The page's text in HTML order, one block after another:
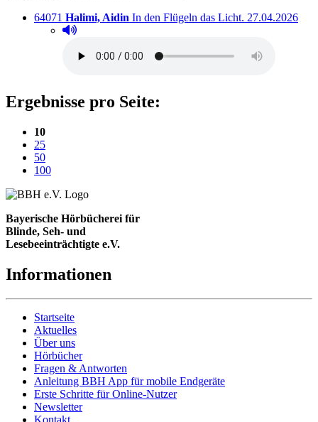
Titelnummer:
64071 von
Halimi, Aidin In den Flügeln das Licht. Ausleihbar seit
27.04.2026
Hörprobe abspielen
Hörprobe von In den Flügeln das Licht.
Ergebnisse pro Seite:
10(aktuelle Einstellung)
25
50
100
Bayerische Hörbücherei für
Blinde, Seh- und
Lesebeeinträchtigte e.V.
Informationen
Startseite
Aktuelles
Über uns
Hörbücher
Fragen & Antworten
Anleitung BBH App für mobile Endgeräte
Erste Schritte für Online-Nutzer
Newsletter
Kontakt